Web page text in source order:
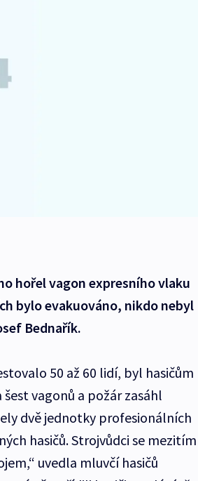
hořel vagon expresního vlaku
bylo evakuováno, nikdo nebyl
Bednařík.
50 až 60 lidí, byl hasičům
vagonů a požár zasáhl
dvě jednotky profesionálních
hasičů. Strojvůdci se mezitím
uvedla mluvčí hasičů